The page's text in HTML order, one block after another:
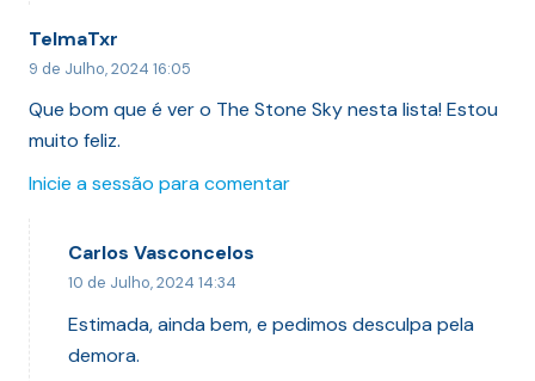
TelmaTxr
9 de Julho, 2024 16:05
Que bom que é ver o The Stone Sky nesta lista! Estou
muito feliz.
Inicie a sessão para comentar
Carlos Vasconcelos
10 de Julho, 2024 14:34
Estimada, ainda bem, e pedimos desculpa pela
demora.